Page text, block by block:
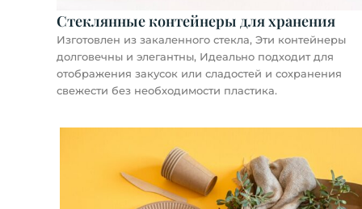
Стеклянные контейнеры для хранения
Изготовлен из закаленного стекла, Эти контейнеры
долговечны и элегантны, Идеально подходит для
отображения закусок или сладостей и сохранения
свежести без необходимости пластика.